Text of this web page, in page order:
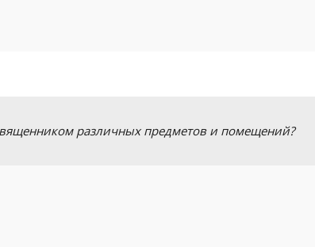
различных предметов и помещений?